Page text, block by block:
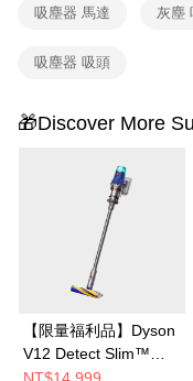
吸塵器 馬達 灰塵
吸塵器 吸頭
🎁Discover More
【限量福利品】Dyson
V12 Detect Slim™
Fluffy 無線吸塵器
NT$14,999